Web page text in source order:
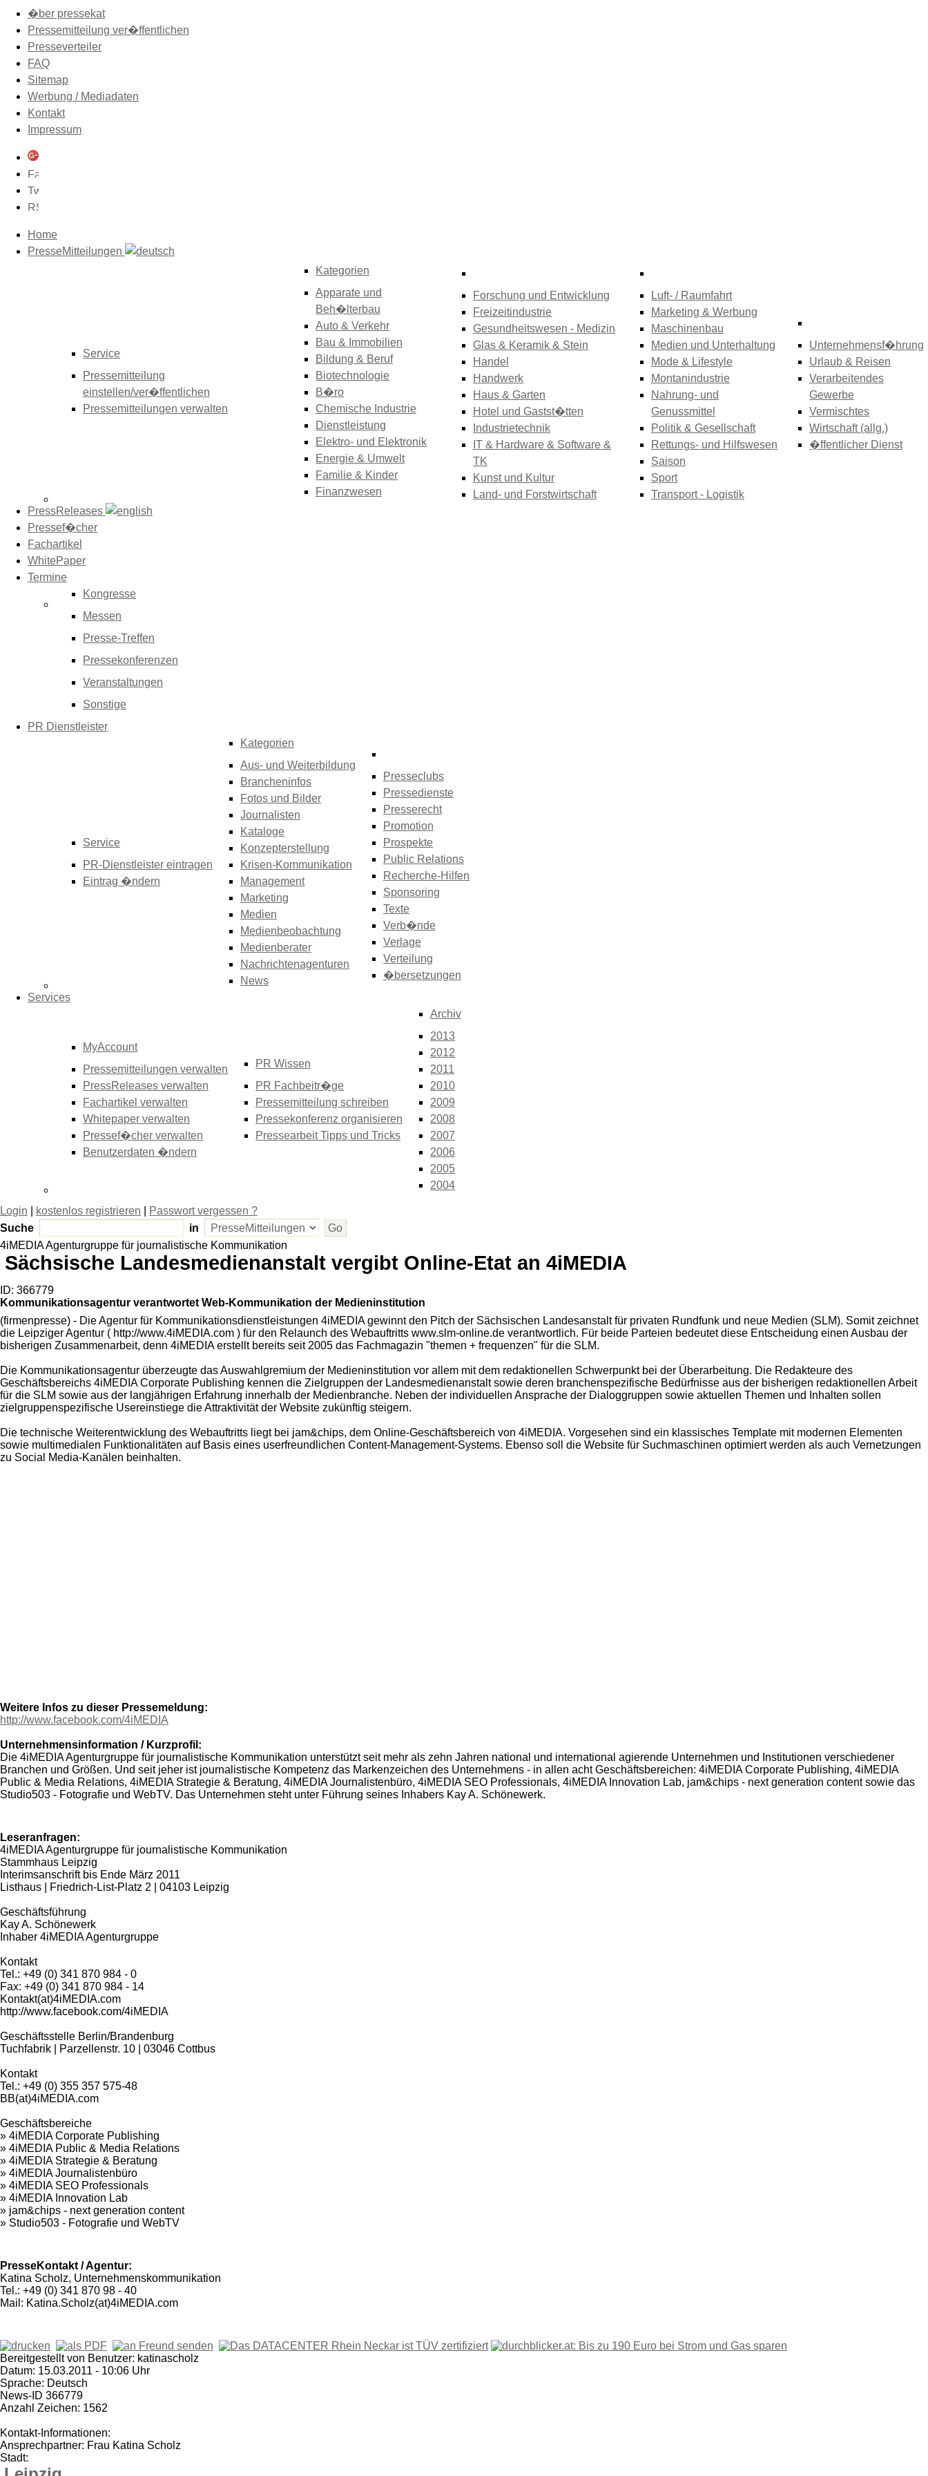
�ber pressekat
Pressemitteilung ver�ffentlichen
Presseverteiler
FAQ
Sitemap
Werbung / Mediadaten
Kontakt
Impressum
Home
PresseMitteilungen
Service
Pressemitteilung
einstellen/ver�ffentlichen
Pressemitteilungen verwalten
Kategorien
Apparate und
Beh�lterbau
Auto & Verkehr
Bau & Immobilien
Bildung & Beruf
Biotechnologie
B�ro
Chemische Industrie
Dienstleistung
Elektro- und Elektronik
Energie & Umwelt
Familie & Kinder
Finanzwesen
Forschung und Entwicklung
Freizeitindustrie
Gesundheitswesen - Medizin
Glas & Keramik & Stein
Handel
Handwerk
Haus & Garten
Hotel und Gastst�tten
Industrietechnik
IT & Hardware & Software &
TK
Kunst und Kultur
Land- und Forstwirtschaft
Luft- / Raumfahrt
Marketing & Werbung
Maschinenbau
Medien und Unterhaltung
Mode & Lifestyle
Montanindustrie
Nahrung- und
Genussmittel
Politik & Gesellschaft
Rettungs- und Hilfswesen
Saison
Sport
Transport - Logistik
Unternehmensf�hrung
Urlaub & Reisen
Verarbeitendes
Gewerbe
Vermischtes
Wirtschaft (allg.)
�ffentlicher Dienst
PressReleases
Pressef�cher
Fachartikel
WhitePaper
Termine
Kongresse
Messen
Presse-Treffen
Pressekonferenzen
Veranstaltungen
Sonstige
PR Dienstleister
Service
PR-Dienstleister eintragen
Eintrag �ndern
Kategorien
Aus- und Weiterbildung
Brancheninfos
Fotos und Bilder
Journalisten
Kataloge
Konzepterstellung
Krisen-Kommunikation
Management
Marketing
Medien
Medienbeobachtung
Medienberater
Nachrichtenagenturen
News
Presseclubs
Pressedienste
Presserecht
Promotion
Prospekte
Public Relations
Recherche-Hilfen
Sponsoring
Texte
Verb�nde
Verlage
Verteilung
�bersetzungen
Services
MyAccount
Pressemitteilungen verwalten
PressReleases verwalten
Fachartikel verwalten
Whitepaper verwalten
Pressef�cher verwalten
Benutzerdaten �ndern
PR Wissen
PR Fachbeitr�ge
Pressemitteilung schreiben
Pressekonferenz organisieren
Pressearbeit Tipps und Tricks
Archiv
2013
2012
2011
2010
2009
2008
2007
2006
2005
2004
Login kostenlos registrieren
Passwort vergessen ?
Suche
in
4iMEDIA Agenturgruppe für journalistische Kommunikation
Sächsische Landesmedienanstalt vergibt Online-Etat an 4iMEDIA
ID: 366779
Kommunikationsagentur verantwortet Web-Kommunikation der Medieninstitution
(firmenpresse) - Die Agentur für Kommunikationsdienstleistungen 4iMEDIA gewinnt den Pitch der Sächsischen Landesanstalt für privaten Rundfunk und neue Medien (SLM). Somit zeichnet
die Leipziger Agentur ( http://www.4iMEDIA.com ) für den Relaunch des Webauftritts www.slm-online.de verantwortlich. Für beide Parteien bedeutet diese Entscheidung einen Ausbau der
bisherigen Zusammenarbeit, denn 4iMEDIA erstellt bereits seit 2005 das Fachmagazin "themen + frequenzen" für die SLM.
Die Kommunikationsagentur überzeugte das Auswahlgremium der Medieninstitution vor allem mit dem redaktionellen Schwerpunkt bei der Überarbeitung. Die Redakteure des
Geschäftsbereichs 4iMEDIA Corporate Publishing kennen die Zielgruppen der Landesmedienanstalt sowie deren branchenspezifische Bedürfnisse aus der bisherigen redaktionellen Arbeit
für die SLM sowie aus der langjährigen Erfahrung innerhalb der Medienbranche. Neben der individuellen Ansprache der Dialoggruppen sowie aktuellen Themen und Inhalten sollen
zielgruppenspezifische Usereinstiege die Attraktivität der Website zukünftig steigern.
Die technische Weiterentwicklung des Webauftritts liegt bei jam&chips, dem Online-Geschäftsbereich von 4iMEDIA. Vorgesehen sind ein klassisches Template mit modernen Elementen
sowie multimedialen Funktionalitäten auf Basis eines userfreundlichen Content-Management-Systems. Ebenso soll die Website für Suchmaschinen optimiert werden als auch Vernetzungen
zu Social Media-Kanälen beinhalten.
Weitere Infos zu dieser Pressemeldung:
http://www.facebook.com/4iMEDIA
Unternehmensinformation / Kurzprofil:
Die 4iMEDIA Agenturgruppe für journalistische Kommunikation unterstützt seit mehr als zehn Jahren national und international agierende Unternehmen und Institutionen verschiedener
Branchen und Größen. Und seit jeher ist journalistische Kompetenz das Markenzeichen des Unternehmens - in allen acht Geschäftsbereichen: 4iMEDIA Corporate Publishing, 4iMEDIA
Public & Media Relations, 4iMEDIA Strategie & Beratung, 4iMEDIA Journalistenbüro, 4iMEDIA SEO Professionals, 4iMEDIA Innovation Lab, jam&chips - next generation content sowie das
Studio503 - Fotografie und WebTV. Das Unternehmen steht unter Führung seines Inhabers Kay A. Schönewerk.
Leseranfragen:
4iMEDIA Agenturgruppe für journalistische Kommunikation
Stammhaus Leipzig
Interimsanschrift bis Ende März 2011
Listhaus | Friedrich-List-Platz 2 | 04103 Leipzig
Geschäftsführung
Kay A. Schönewerk
Inhaber 4iMEDIA Agenturgruppe
Kontakt
Tel.: +49 (0) 341 870 984 - 0
Fax: +49 (0) 341 870 984 - 14
Kontakt(at)4iMEDIA.com
http://www.facebook.com/4iMEDIA
Geschäftsstelle Berlin/Brandenburg
Tuchfabrik | Parzellenstr. 10 | 03046 Cottbus
Kontakt
Tel.: +49 (0) 355 357 575-48
BB(at)4iMEDIA.com
Geschäftsbereiche
» 4iMEDIA Corporate Publishing
» 4iMEDIA Public & Media Relations
» 4iMEDIA Strategie & Beratung
» 4iMEDIA Journalistenbüro
» 4iMEDIA SEO Professionals
» 4iMEDIA Innovation Lab
» jam&chips - next generation content
» Studio503 - Fotografie und WebTV
PresseKontakt / Agentur:
Katina Scholz, Unternehmenskommunikation
Tel.: +49 (0) 341 870 98 - 40
Mail: Katina.Scholz(at)4iMEDIA.com
Bereitgestellt von Benutzer: katinascholz
Datum: 15.03.2011 - 10:06 Uhr
Sprache: Deutsch
News-ID 366779
Anzahl Zeichen: 1562
Kontakt-Informationen:
Ansprechpartner: Frau Katina Scholz
Stadt: